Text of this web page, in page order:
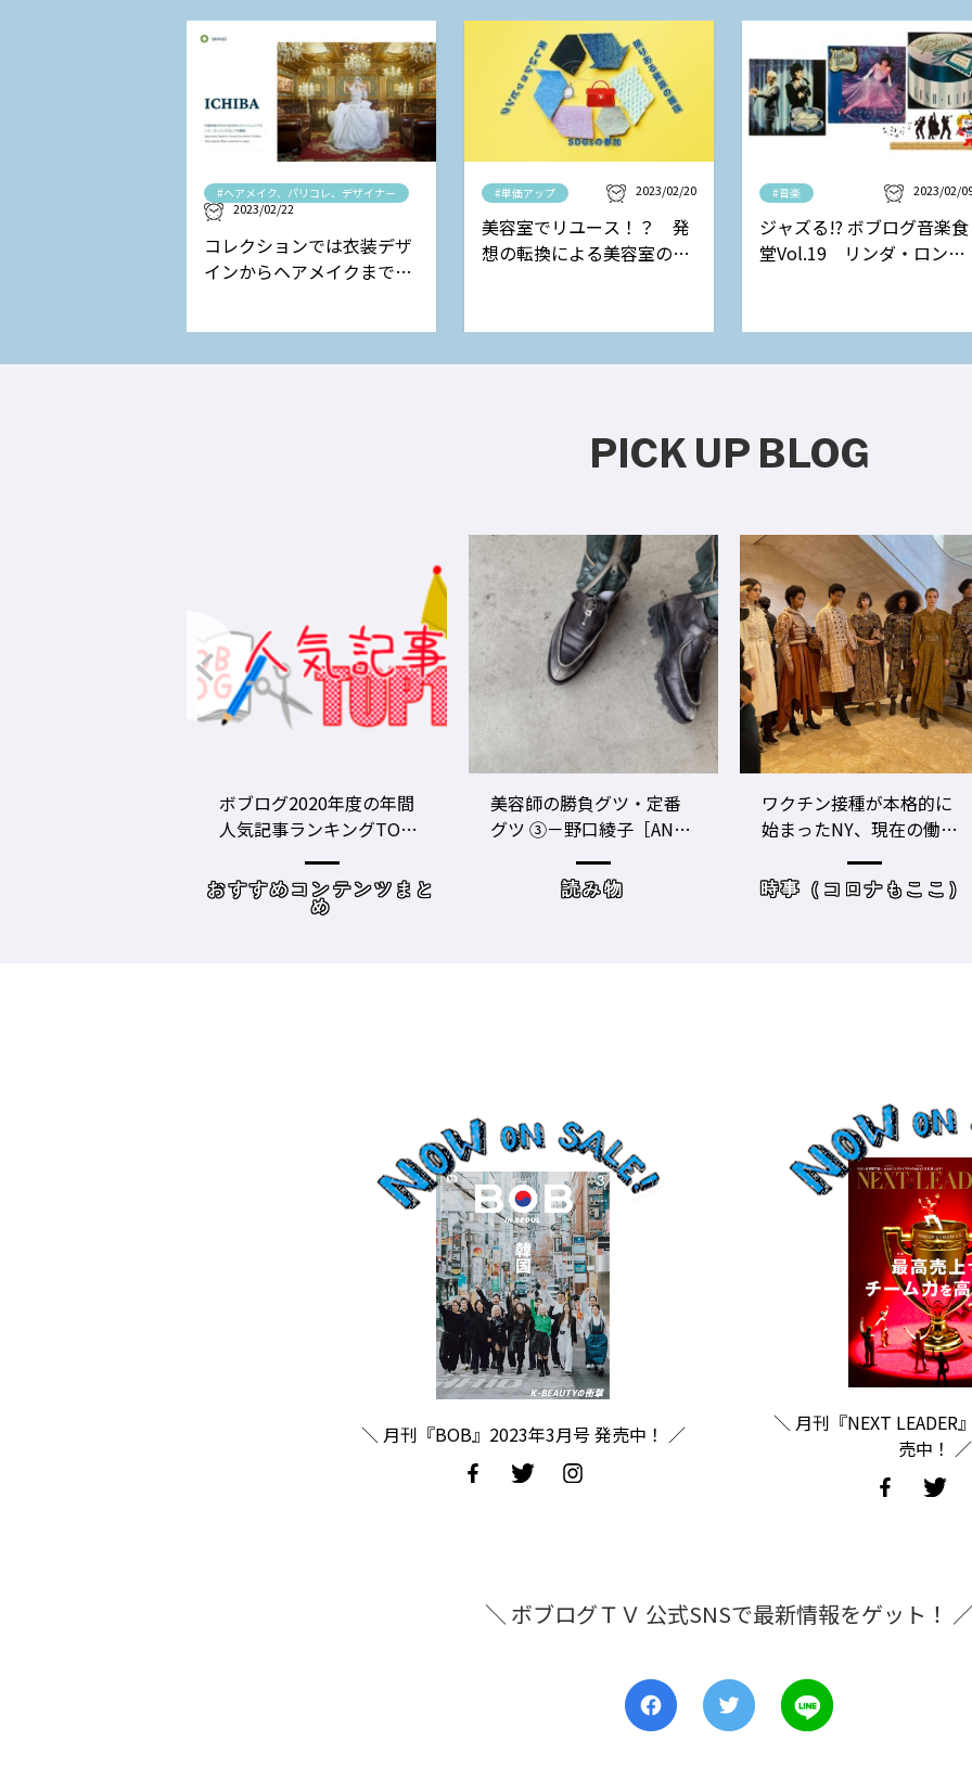
#ヘアメイク、パリコレ、デザイナー
2023/02/22
コレクションでは衣装デザ
インからヘアメイクまで担
#単価アップ 2023/02/20
美容室でリユース！？ 発
想の転換による美容室の新
#音楽 2023/02/
ジャズる!? ボブログ音楽食
堂Vol.19 リンダ・ロンシ
PICK UP BLOG
美容師の勝負グツ・定番
グツ ③－野口綾子［AND
THE BRICKS（アンドザブ
リックス）／神奈川県鎌
倉市］の場合－
読み物
ワクチン接種が本格的に
始まったNY、現在の働き
方＆街の様子
時事（コロナもここ）
美容師のビジネスパフォ
ーマンスをあげる！ ト
レーニングジムに潜入
サロンワーク・売り上
＼ 月刊『BOB』2023年3月号 発売中！ ／
＼ 月刊『NEXT LEADER
売中！ ／
＼ ボブログＴＶ 公式SNSで最新情報をゲット！